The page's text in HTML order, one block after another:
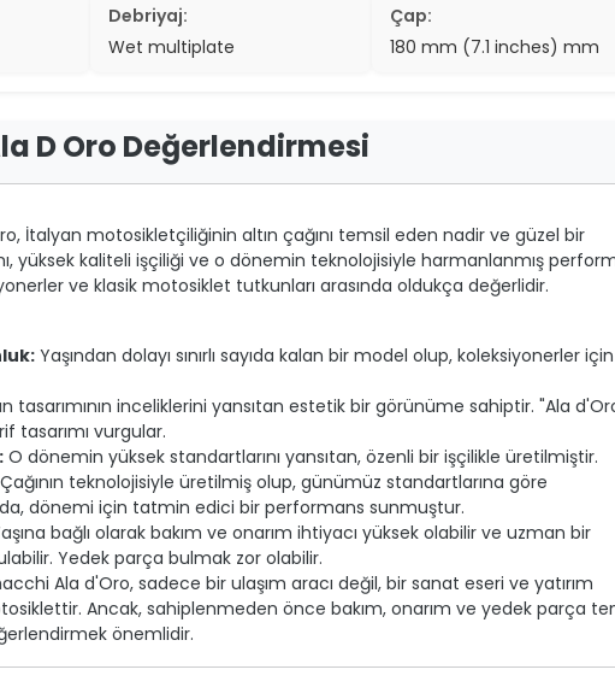
Debriyaj:
Wet multiplate
Çap:
180 mm (7.1 inches) mm
D Oro Değerlendirmesi
İtalyan motosikletçiliğinin altın çağını temsil eden nadir ve güzel bir
yüksek kaliteli işçiliği ve o dönemin teknolojisiyle harmanlanmış
ve klasik motosiklet tutkunları arasında oldukça değerlidir.
Yaşından dolayı sınırlı sayıda kalan bir model olup, koleksiyonerler için
tasarımının inceliklerini yansıtan estetik bir görünüme sahiptir. "Ala
tasarımı vurgular.
O dönemin yüksek standartlarını yansıtan, özenli bir işçilikle üretilmiştir.
Çağının teknolojisiyle üretilmiş olup, günümüz standartlarına göre
da, dönemi için tatmin edici bir performans sunmuştur.
bağlı olarak bakım ve onarım ihtiyacı yüksek olabilir ve uzman bir
Yedek parça bulmak zor olabilir.
Ala d'Oro, sadece bir ulaşım aracı değil, bir sanat eseri ve yatırım
Ancak, sahiplenmeden önce bakım, onarım ve yedek parça
önemlidir.